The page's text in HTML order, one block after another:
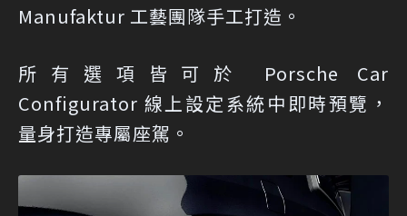
Manufaktur 工藝團隊手工打造。
所有選項皆可於 Porsche Car
Configurator 線上設定系統中即時預覽，
量身打造專屬座駕。